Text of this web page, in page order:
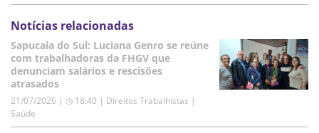
Notícias relacionadas
Sapucaia do Sul: Luciana Genro se reúne
com trabalhadoras da FHGV que
denunciam salários e rescisões
atrasados
21/07/2026 | ◷ 18:40 | Direitos Trabalhistas |
Saúde